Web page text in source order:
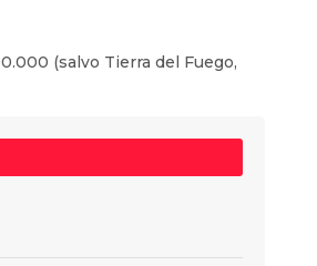
(salvo Tierra del Fuego,